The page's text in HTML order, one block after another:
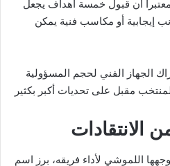
معتبراً أن قبول خمسة أهداف يجعل
إيجابية أو مكاسب فنية يمكن
الجهاز الفني لحجم المسؤولية
مقبل على تحديات أكبر بكثير
الانتقادات
اللموشي لأداء فريقه، برز اسم